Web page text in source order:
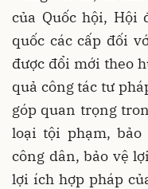
của Quốc hội, Hội
quốc các cấp đối
được đổi mới theo
quả công tác tư
góp quan trọng
loại tội phạm,
công dân, bảo vệ
lợi ích hợp pháp